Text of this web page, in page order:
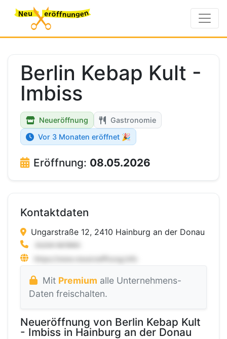
Berlin Kebap Kult -
Imbiss
Neueröffnung
Gastronomie
Vor 3 Monaten eröffnet 🎉
Eröffnung: 08.05.2026
Kontaktdaten
Ungarstraße 12, 2410 Hainburg an der Donau
Mit Premium alle Unternehmens-
Daten freischalten.
Neueröffnung von Berlin Kebap Kult
- Imbiss in Hainburg an der Donau